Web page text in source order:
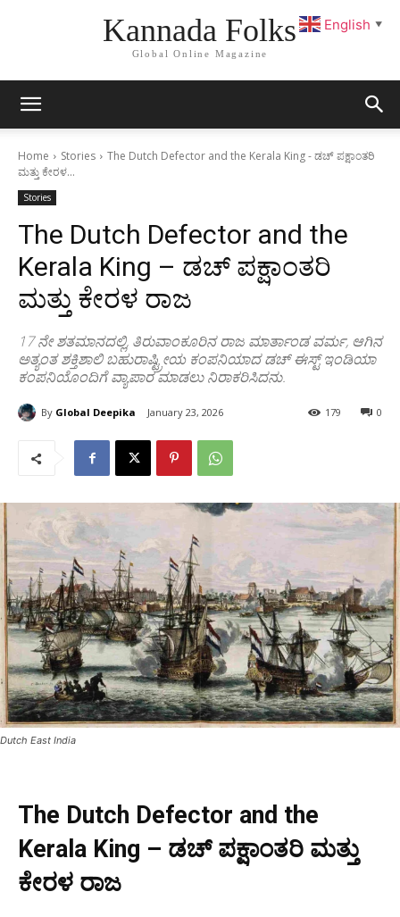
Kannada Folks
Global Online Magazine
Home Stories
The Dutch Defector and the Kerala King - ಡಚ್ ಪಕ್ಷಾಂತರಿ
ಮತ್ತು ಕೇರಳ...
Stories
The Dutch Defector and the
Kerala King – ಡಚ್ ಪಕ್ಷಾಂತರಿ
ಮತ್ತು ಕೇರಳ ರಾಜ
17 ನೇ ಶತಮಾನದಲ್ಲಿ, ತಿರುವಾಂಕೂರಿನ ರಾಜ ಮಾರ್ತಾಂಡ ವರ್ಮ, ಆಗಿನ
ಅತ್ಯಂತ ಶಕ್ತಿಶಾಲಿ ಬಹುರಾಷ್ಟ್ರೀಯ ಕಂಪನಿಯಾದ ಡಚ್ ಈಸ್ಟ್ ಇಂಡಿಯಾ
ಕಂಪನಿಯೊಂದಿಗೆ ವ್ಯಾಪಾರ ಮಾಡಲು ನಿರಾಕರಿಸಿದನು.
By Global Deepika January 23, 2026 0
179
Dutch East India
The Dutch Defector and the
Kerala King – ಡಚ್ ಪಕ್ಷಾಂತರಿ ಮತ್ತು
ಕೇರಳ ರಾಜ
English ▼